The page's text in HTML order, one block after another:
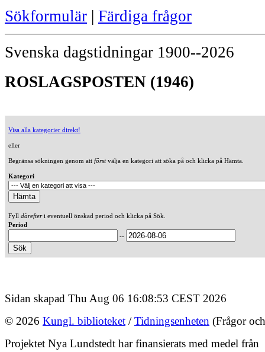
Sökformulär | Färdiga frågor
Svenska dagstidningar 1900--2026
ROSLAGSPOSTEN (1946)
Visa alla kategorier direkt!
eller
Begränsa sökningen genom att förstvälja en kategori att söka på och klicka på Hämta.
Kategori
Fyll därefteri eventuell önskad period och klicka på Sök.
Period
--
Sidan skapad Thu Aug 06 16:08:53 CEST 2026
© 2026 Kungl. biblioteket /Tidningsenheten (Frågor
Projektet Nya Lundstedt har finansierats med medel från